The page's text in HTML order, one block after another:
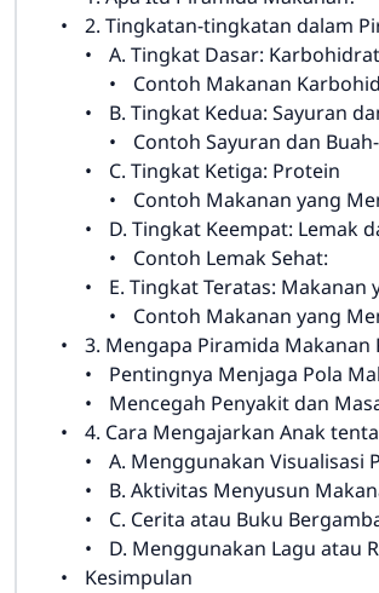
2. Tingkatan-tingkatan dalam
A. Tingkat Dasar: Karbohidrat
Contoh Makanan
B. Tingkat Kedua: Sayuran dan
Contoh Sayuran dan
C. Tingkat Ketiga: Protein
Contoh Makanan yang
D. Tingkat Keempat: Lemak
Contoh Lemak Sehat:
E. Tingkat Teratas: Makanan yang
Contoh Makanan yang
3. Mengapa Piramida Makanan Penting
Pentingnya Menjaga Pola
Mencegah Penyakit dan
4. Cara Mengajarkan Anak tentang
A. Menggunakan Visualisasi
B. Aktivitas Menyusun
C. Cerita atau Buku Bergambar tentang
D. Menggunakan Lagu atau
Kesimpulan